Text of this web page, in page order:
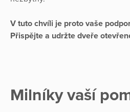
V tuto chvíli je proto vaše
Přispějte a udržte dveře
Milníky vaší